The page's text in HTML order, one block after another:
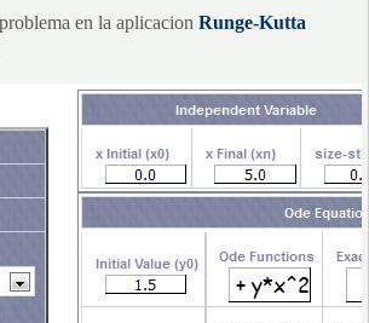
en la aplicacion Runge-Kutta